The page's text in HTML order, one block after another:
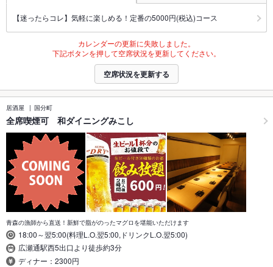
【迷ったらコレ】気軽に楽しめる！定番の5000円(税込)コース
カレンダーの更新に失敗しました。
下記ボタンを押して空席状況を更新してください。
空席状況を更新する
居酒屋 国分町
全席喫煙可 和ダイニングみこし
青森の漁師から直送！新鮮で脂がのったマグロを堪能いただけます
18:00～翌5:00(料理L.O.翌5:00,ドリンクL.O.翌5:00)
広瀬通駅西5出口より徒歩約3分
ディナー：2300円